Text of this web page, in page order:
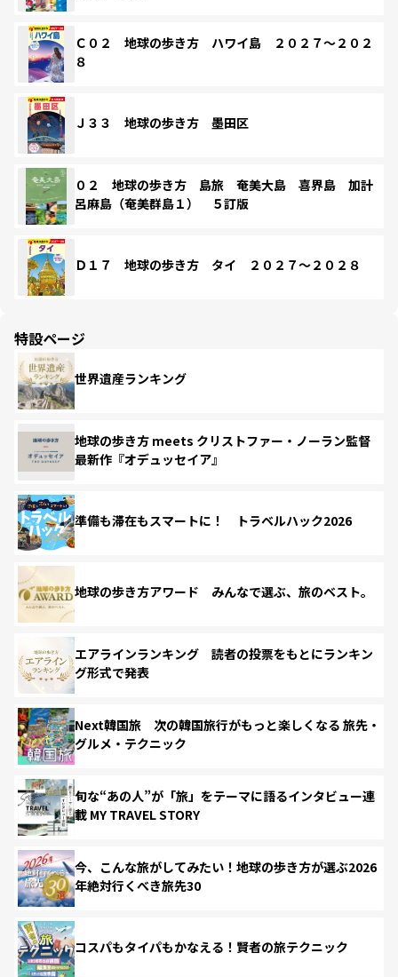
Ｃ０２ 地球の歩き方 ハワイ島 ２０２７～２０２
８
Ｊ３３ 地球の歩き方 墨田区
０２ 地球の歩き方 島旅 奄美大島 喜界島 加計
呂麻島（奄美群島１） ５訂版
Ｄ１７ 地球の歩き方 タイ ２０２７～２０２８
特設ページ
世界遺産ランキング
地球の歩き方 meets クリストファー・ノーラン監督
最新作『オデュッセイア』
準備も滞在もスマートに！ トラベルハック2026
地球の歩き方アワード みんなで選ぶ、旅のベスト。
エアラインランキング 読者の投票をもとにランキン
グ形式で発表
Next韓国旅 次の韓国旅行がもっと楽しくなる 旅先・
グルメ・テクニック
旬な“あの人”が「旅」をテーマに語るインタビュー連
載 MY TRAVEL STORY
今、こんな旅がしてみたい！地球の歩き方が選ぶ2026
年絶対行くべき旅先30
コスパもタイパもかなえる！賢者の旅テクニック